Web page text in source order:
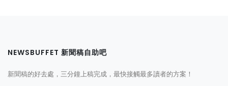
NEWSBUFFET 新聞稿自助吧
新聞稿的好去處，三分鐘上稿完成，最快接觸最多讀者的方案！